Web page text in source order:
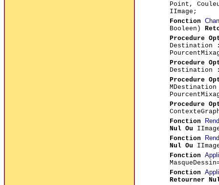
Point,
IImage;
Fonction
Booleen)
Procedure
Procedure
Procedure
Procedure
Fonction
Nul Ou
Fonction
Nul Ou
Fonction
Fonction
Retourner